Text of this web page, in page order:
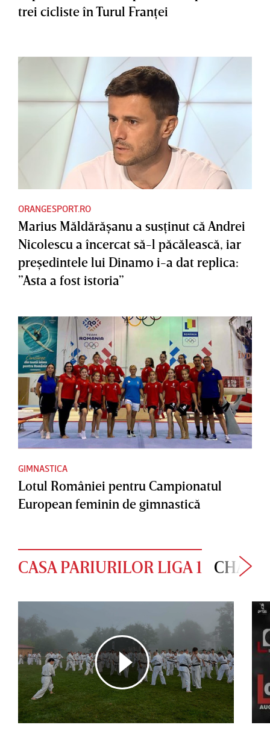
trei cicliste în Turul Franţei
ORANGESPORT.RO
Marius Măldărăşanu a susţinut că Andrei
Nicolescu a încercat să-l păcălească, iar
preşedintele lui Dinamo i-a dat replica:
”Asta a fost istoria”
GIMNASTICA
Lotul României pentru Campionatul
European feminin de gimnastică
CASA PARIURILOR LIGA 1